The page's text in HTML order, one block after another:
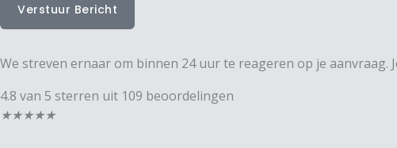
Verstuur Bericht
We streven ernaar om binnen 24 uur te reageren op je
4.8 van 5 sterren uit 109 beoordelingen
★★★★★Beoordeling: